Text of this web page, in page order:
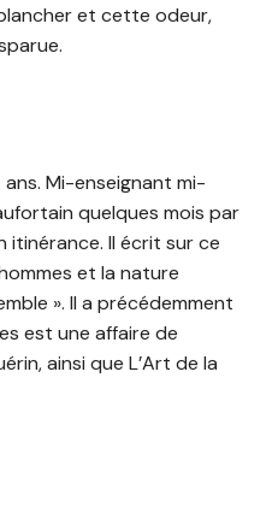
et cette odeur,
Mi-enseignant mi-
quelques mois par
itinérance. Il écrit sur ce
et la nature
». Il a précédemment
est une affaire de
ainsi que L’Art de la